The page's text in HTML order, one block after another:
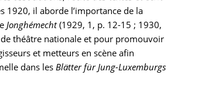
1920, il aborde l’importance de la
Jonghémecht(1929, 1, p. 12-15 ; 1930,
théâtre nationale et pour promouvoir
et metteurs en scène afin
dans les Blätter für Jung-Luxemburgs